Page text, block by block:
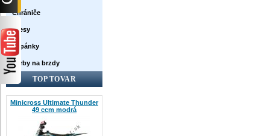
Chrániče
Dresy
Topánky
Farby na brzdy
TOP TOVAR
Minicross Ultimate Thunder
49 ccm modrá